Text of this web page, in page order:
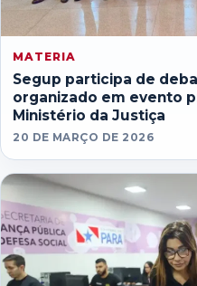
MATERIA
Segup participa de
organizado em evento
Ministério da Justiça
20 DE MARÇO DE 2026